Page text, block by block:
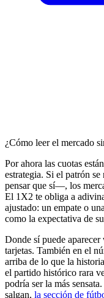
¿Cómo leer el mercado
Por ahora las cuotas
estrategia. Si el patrón
pensar que sí—, los
El 1X2 te obliga a
ajustado: un empate o
como la expectativa de
Donde sí puede
tarjetas. También en el
arriba de lo que la
el partido histórico rara
podría ser la más
salgan, la sección de